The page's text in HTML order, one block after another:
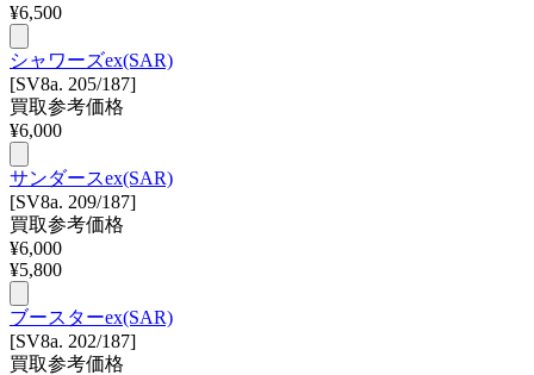
¥6,500
シャワーズex(SAR)
[SV8a. 205/187]
買取参考価格
¥6,000
サンダースex(SAR)
[SV8a. 209/187]
買取参考価格
¥6,000
¥5,800
ブースターex(SAR)
[SV8a. 202/187]
買取参考価格